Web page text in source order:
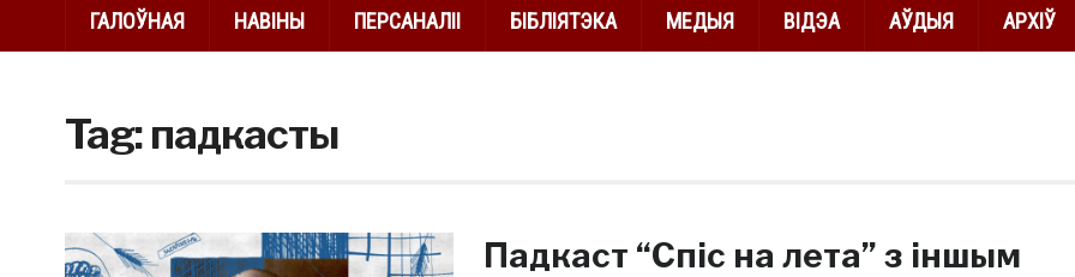
ГАЛОЎНАЯ НАВІНЫ ПЕРСАНАЛІІ БІБЛІЯТЭКА МЕДЫЯ ВІДЭА АЎДЫЯ АРХІЎ
Tag:падкасты
Падкаст “Спіс на лета” з іншым